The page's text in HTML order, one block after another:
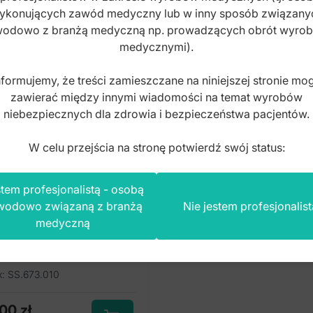
papierowe
do 1/1 3/4
(Opak.
SS.673.010
zawód medyczny lub w inny sposób
z branżą medyczną np. prowadzących obrót
medycznymi).
że treści zamieszczane na niniejszej stronie
zawierać między innymi wiadomości na temat wyrobów
niebezpiecznych dla zdrowia i bezpieczeństwa pacjentów.
W celu przejścia na stronę potwierdź swój status:
profesjonalistą - osobą
związaną z branżą
medyczną
Nie jestem